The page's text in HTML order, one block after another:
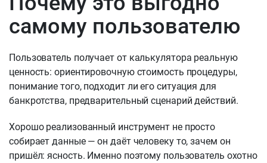
самому пользователю
Пользователь получает от калькулятора реальную
ценность: ориентировочную стоимость процедуры,
понимание того, подходит ли его ситуация для
банкротства, предварительный сценарий действий.
Хорошо реализованный инструмент не просто
собирает данные — он даёт человеку то, зачем он
пришёл: ясность. Именно поэтому пользователь охотно